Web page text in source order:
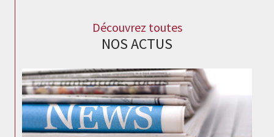
Découvrez toutes
NOS ACTUS